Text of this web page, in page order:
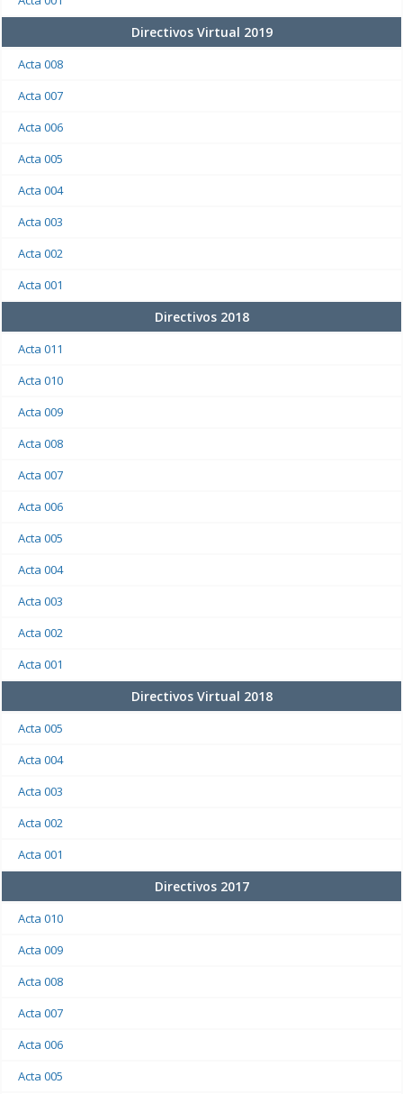
Directivos Virtual 2019
Acta 008
Acta 007
Acta 006
Acta 005
Acta 004
Acta 003
Acta 002
Acta 001
Directivos 2018
Acta 011
Acta 010
Acta 009
Acta 008
Acta 007
Acta 006
Acta 005
Acta 004
Acta 003
Acta 002
Acta 001
Directivos Virtual 2018
Acta 005
Acta 004
Acta 003
Acta 002
Acta 001
Directivos 2017
Acta 010
Acta 009
Acta 008
Acta 007
Acta 006
Acta 005